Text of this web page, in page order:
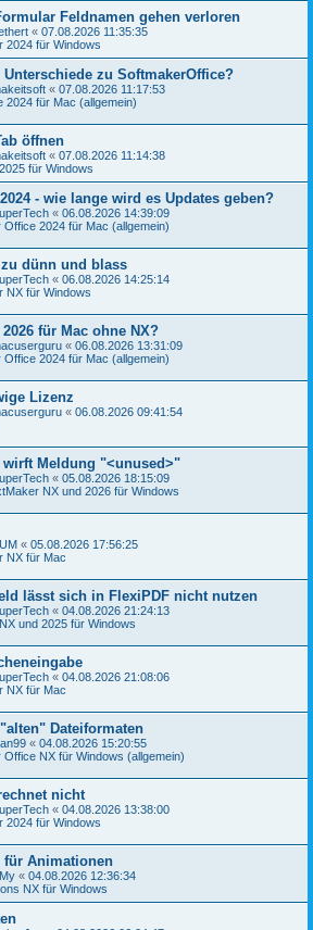
Feldnamen gehen verloren
« 07.08.2026 11:35:35
2024 für Windows
Unterschiede zu SoftmakerOffice?
« 07.08.2026 11:17:53
2024 für Mac (allgemein)
öffnen
« 07.08.2026 11:14:38
für Windows
- wie lange wird es Updates geben?
« 06.08.2026 14:39:09
Office 2024 für Mac (allgemein)
dünn und blass
« 06.08.2026 14:25:14
NX für Windows
für Mac ohne NX?
« 06.08.2026 13:31:09
Office 2024 für Mac (allgemein)
Lizenz
« 06.08.2026 09:41:54
wirft Meldung "<unused>"
« 05.08.2026 18:15:09
NX und 2026 für Windows
« 05.08.2026 17:56:25
NX für Mac
lässt sich in FlexiPDF nicht nutzen
« 04.08.2026 21:24:13
und 2025 für Windows
« 04.08.2026 21:08:06
NX für Mac
Dateiformaten
« 04.08.2026 15:20:55
Office NX für Windows (allgemein)
nicht
« 04.08.2026 13:38:00
2024 für Windows
für Animationen
« 04.08.2026 12:36:34
NX für Windows